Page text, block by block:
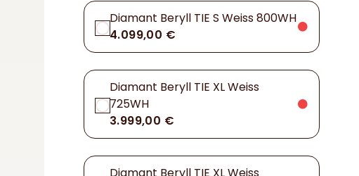
Diamant Beryll TIE S Weiss 800WH
4.099,00 €
Diamant Beryll TIE XL Weiss
725WH
3.999,00 €